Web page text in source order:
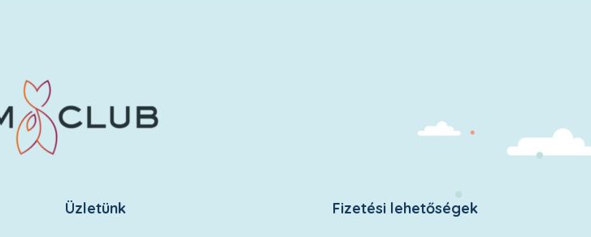
Üzletünk Fizetési lehetőségek